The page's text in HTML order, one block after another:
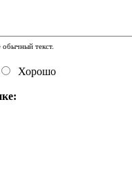
текст.
Хорошо